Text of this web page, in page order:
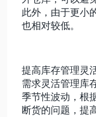
此外，由于更小
也相对较低。
提高库存管理灵
需求灵活管理库
季节性波动，根
断货的问题，提